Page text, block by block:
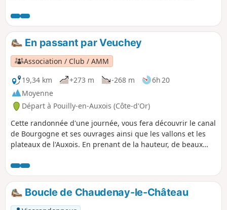
Cette petite boucle raccourcit ainsi la distance de moitié
pour en faire une balade facile de moins de 7 km
comprenant un aller à Saint-Victor en léger dénivelé
traversant sous-bois et prairies et un retour à Barbirey à
plat entre l'Ouche et le canal de Bourgogne.
En passant par Veuchey
Association / Club / AMM
19,34 km
+273 m -268 m
6h 20
Moyenne
Départ à Pouilly-en-Auxois (Côte-d'Or)
Cette randonnée d'une journée, vous fera découvrir le canal
de Bourgogne et ses ouvrages ainsi que les vallons et les
plateaux de l'Auxois. En prenant de la hauteur, de beaux
Boucle de Chaudenay-le-Château